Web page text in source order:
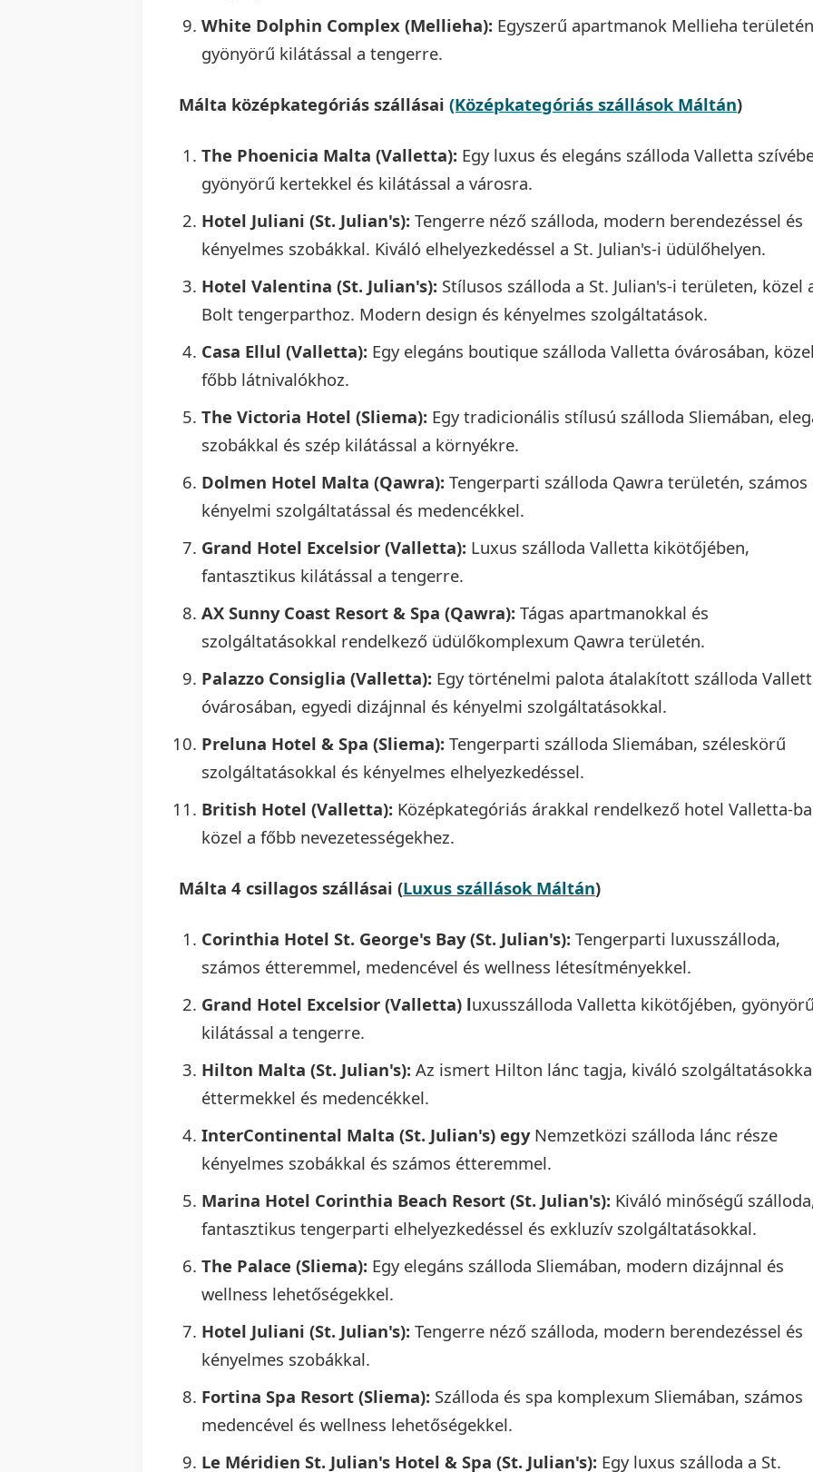
White Dolphin Complex (Mellieha): Egyszerű apartmanok Mellieha
gyönyörű kilátással a tengerre.
Málta középkategóriás szállásai (Középkategóriás szállások Máltán)
The Phoenicia Malta (Valletta): Egy luxus és elegáns szálloda Valletta
gyönyörű kertekkel és kilátással a városra.
Hotel Juliani (St. Julian's): Tengerre néző szálloda, modern berendezéssel és
kényelmes szobákkal. Kiváló elhelyezkedéssel a St. Julian's-i üdülőhelyen.
Hotel Valentina (St. Julian's): Stílusos szálloda a St. Julian's-i területen, közel
Bolt tengerparthoz. Modern design és kényelmes szolgáltatások.
Casa Ellul (Valletta): Egy elegáns boutique szálloda Valletta óvárosában,
főbb látnivalókhoz.
The Victoria Hotel (Sliema): Egy tradicionális stílusú szálloda Sliemában,
szobákkal és szép kilátással a környékre.
Dolmen Hotel Malta (Qawra): Tengerparti szálloda Qawra területén, számos
kényelmi szolgáltatással és medencékkel.
Grand Hotel Excelsior (Valletta): Luxus szálloda Valletta kikötőjében,
fantasztikus kilátással a tengerre.
AX Sunny Coast Resort & Spa (Qawra): Tágas apartmanokkal és
szolgáltatásokkal rendelkező üdülőkomplexum Qawra területén.
Palazzo Consiglia (Valletta): Egy történelmi palota átalakított szálloda
óvárosában, egyedi dizájnnal és kényelmi szolgáltatásokkal.
Preluna Hotel & Spa (Sliema): Tengerparti szálloda Sliemában, széleskörű
szolgáltatásokkal és kényelmes elhelyezkedéssel.
British Hotel (Valletta): Középkategóriás árakkal rendelkező hotel Valletta-
közel a főbb nevezetességekhez.
Málta 4 csillagos szállásai (Luxus szállások Máltán)
Corinthia Hotel St. George's Bay (St. Julian's): Tengerparti luxusszálloda,
számos étteremmel, medencével és wellness létesítményekkel.
Grand Hotel Excelsior (Valletta) luxusszálloda Valletta kikötőjében,
kilátással a tengerre.
Hilton Malta (St. Julian's): Az ismert Hilton lánc tagja, kiváló
éttermekkel és medencékkel.
InterContinental Malta (St. Julian's) egyNemzetközi szálloda lánc része
kényelmes szobákkal és számos étteremmel.
Marina Hotel Corinthia Beach Resort (St. Julian's): Kiváló minőségű
fantasztikus tengerparti elhelyezkedéssel és exkluzív szolgáltatásokkal.
The Palace (Sliema): Egy elegáns szálloda Sliemában, modern dizájnnal és
wellness lehetőségekkel.
Hotel Juliani (St. Julian's): Tengerre néző szálloda, modern berendezéssel és
kényelmes szobákkal.
Fortina Spa Resort (Sliema): Szálloda és spa komplexum Sliemában, számos
medencével és wellness lehetőségekkel.
Le Méridien St. Julian's Hotel & Spa (St. Julian's): Egy luxus szálloda a St.